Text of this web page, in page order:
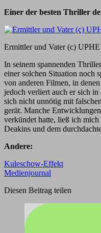
Einer der besten Thriller
Ermittler und Vater (c) UPHE
In seinem spannenden
einer solchen Situation noch
von anderen Filmen, in
jedoch verliert auch er sich
sich nicht unnötig mit
gerät. Manche
verkündet hatte, ließ ich
Deakins und dem
Andere:
Kuleschow-Effekt
Medienjournal
Diesen Beitrag teilen